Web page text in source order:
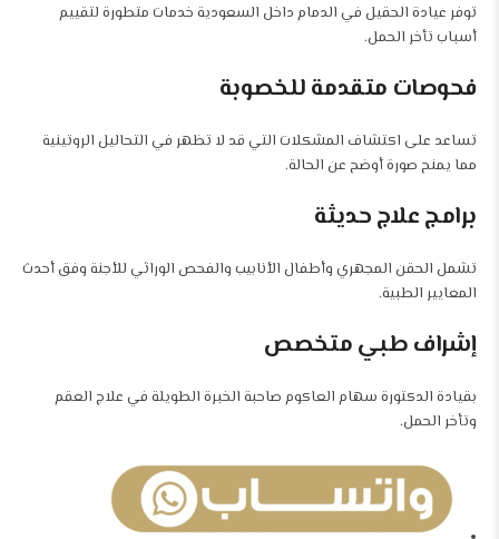
توفر عيادة الحقيل في الدمام داخل السعودية خدمات متطورة لتقييم
أسباب تأخر الحمل.
فحوصات متقدمة للخصوبة
تساعد على اكتشاف المشكلات التي قد لا تظهر في التحاليل الروتينية
مما يمنح صورة أوضح عن الحالة.
برامج علاج حديثة
تشمل الحقن المجهري وأطفال الأنابيب والفحص الوراثي للأجنة وفق أحدث
المعايير الطبية.
إشراف طبي متخصص
بقيادة الدكتورة سهام العاكوم صاحبة الخبرة الطويلة في علاج العقم
وتأخر الحمل.